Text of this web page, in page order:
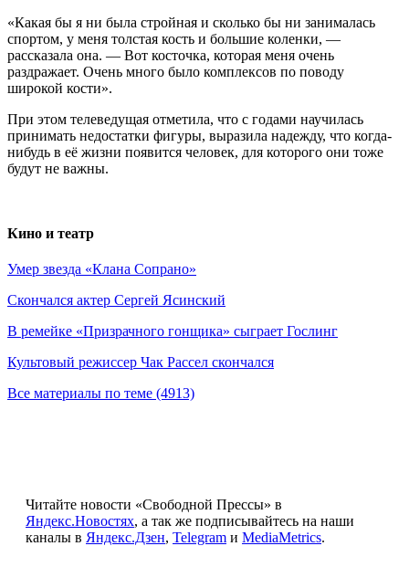
«Какая бы я ни была стройная и сколько бы ни занималась
спортом, у меня толстая кость и большие коленки, —
рассказала она. — Вот косточка, которая меня очень
раздражает. Очень много было комплексов по поводу
широкой кости».
При этом телеведущая отметила, что с годами научилась
принимать недостатки фигуры, выразила надежду, что когда-
нибудь в её жизни появится человек, для которого они тоже
будут не важны.
Кино и театр
Умер звезда «Клана Сопрано»
Скончался актер Сергей Ясинский
В ремейке «Призрачного гонщика» сыграет Гослинг
Культовый режиссер Чак Рассел скончался
Все материалы по теме (4913)
Читайте новости «Свободной Прессы» в
Яндекс.Новостях, а так же подписывайтесь на наши
каналы в Яндекс.Дзен, Telegram и MediaMetrics.